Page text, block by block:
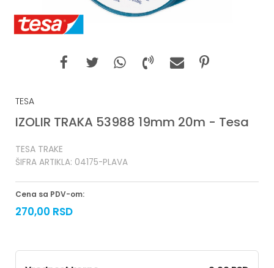
TESA
IZOLIR TRAKA 53988 19mm 20m - Tesa
TESA TRAKE
ŠIFRA ARTIKLA: 04175-PLAVA
Cena sa PDV-om:
270,00 RSD